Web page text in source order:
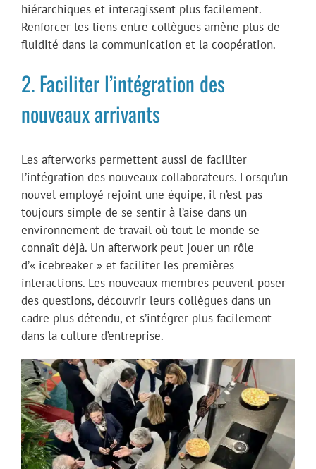
hiérarchiques et interagissent plus facilement.
Renforcer les liens entre collègues amène plus de
fluidité dans la communication et la coopération.
2. Faciliter l’intégration des
nouveaux arrivants
Les afterworks permettent aussi de faciliter
l’intégration des nouveaux collaborateurs. Lorsqu’un
nouvel employé rejoint une équipe, il n’est pas
toujours simple de se sentir à l’aise dans un
environnement de travail où tout le monde se
connaît déjà. Un afterwork peut jouer un rôle
d’« icebreaker » et faciliter les premières
interactions. Les nouveaux membres peuvent poser
des questions, découvrir leurs collègues dans un
cadre plus détendu, et s’intégrer plus facilement
dans la culture d’entreprise​.